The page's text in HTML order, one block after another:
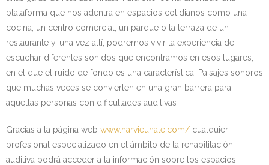
plataforma que nos adentra en espacios cotidianos como una
cocina, un centro comercial, un parque o la terraza de un
restaurante y, una vez allí, podremos vivir la experiencia de
escuchar diferentes sonidos que encontramos en esos lugares,
en el que el ruido de fondo es una característica. Paisajes sonoros
que muchas veces se convierten en una gran barrera para
aquellas personas con dificultades auditivas
Gracias a la página web www.harvieunate.com/ cualquier
profesional especializado en el ámbito de la rehabilitación
auditiva podrá acceder a la información sobre los espacios